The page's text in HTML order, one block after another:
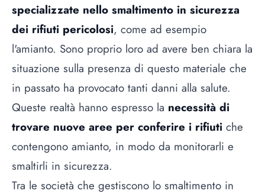
specializzate nello smaltimento in sicurezza
dei rifiuti pericolosi, come ad esempio
l'amianto. Sono proprio loro ad avere ben chiara la
situazione sulla presenza di questo materiale che
in passato ha provocato tanti danni alla salute.
Queste realtà hanno espresso la necessità di
trovare nuove aree per conferire i rifiuti che
contengono amianto, in modo da monitorarli e
smaltirli in sicurezza.
Tra le società che gestiscono lo smaltimento in